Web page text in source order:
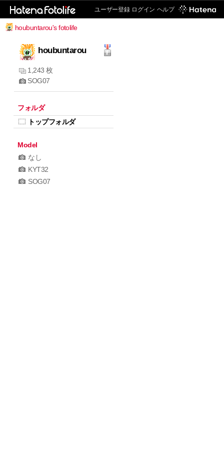
ユーザー登録 ログイン ヘルプ
houbuntarou's fotolife
houbuntarou
1,243 枚
SOG07
フォルダ
トップフォルダ
Model
なし
KYT32
SOG07